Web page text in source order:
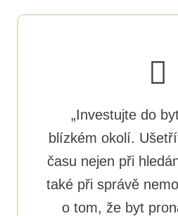
„Investujte do
blízkém okolí.
času nejen při
také při správě
o tom, že byt